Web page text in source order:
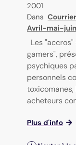
2001
Dans
Avril-mai-
Les
gamers",
psychiques
personnels
acheteurs
Plus d'info